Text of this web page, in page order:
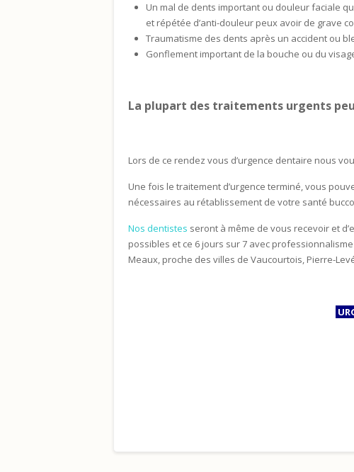
Un mal de dents important ou douleur faciale
et répétée d’anti-douleur peux avoir de grave
Traumatisme des dents après un accident ou
Gonflement important de la bouche ou du
La plupart des traitements urgents
Lors de ce rendez vous d’urgence dentaire nous
Une fois le traitement d’urgence terminé, vous
nécessaires au rétablissement de votre santé
Nos dentistes seront à même de vous recevoir et
possibles et ce 6 jours sur 7 avec
Meaux, proche des villes de Vaucourtois, Pierre-